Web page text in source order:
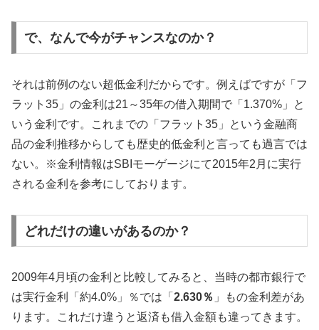
で、なんで今がチャンスなのか？
それは前例のない超低金利だからです。例えばですが「フ
ラット35」の金利は21～35年の借入期間で「1.370%」と
いう金利です。これまでの「フラット35」という金融商
品の金利推移からしても歴史的低金利と言っても過言では
ない。※金利情報はSBIモーゲージにて2015年2月に実行
される金利を参考にしております。
どれだけの違いがあるのか？
2009年4月頃の金利と比較してみると、当時の都市銀行で
は実行金利「約4.0%」％では「 2.630％ 」もの金利差があ
ります。これだけ違うと返済も借入金額も違ってきます。